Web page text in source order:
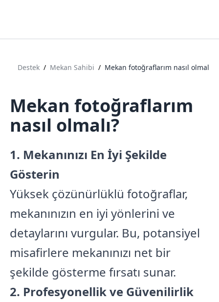
Destek / Mekan Sahibi / Mekan fotoğraflarım nasıl olmalı?
Mekan fotoğraflarım
nasıl olmalı?
1. Mekanınızı En İyi Şekilde
Gösterin
Yüksek çözünürlüklü fotoğraflar,
mekanınızın en iyi yönlerini ve
detaylarını vurgular. Bu, potansiyel
misafirlere mekanınızı net bir
şekilde gösterme fırsatı sunar.
2. Profesyonellik ve Güvenilirlik